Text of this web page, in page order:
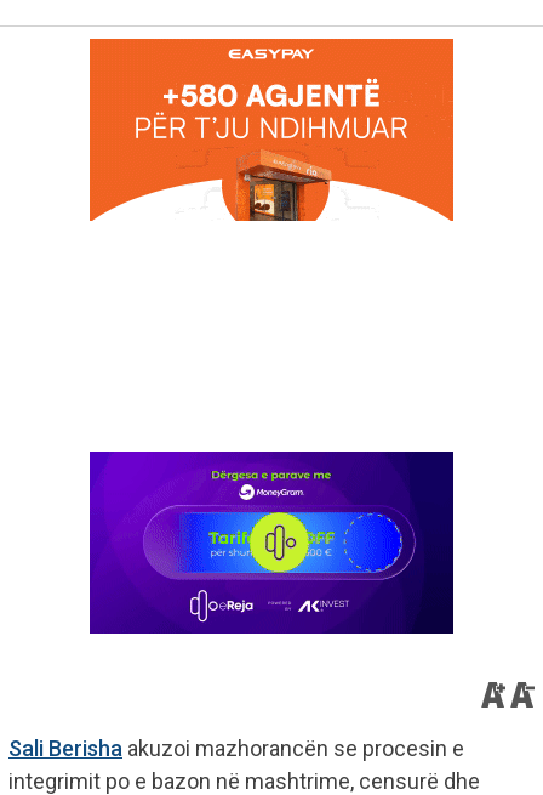
Sali Berisha akuzoi mazhorancën se procesin e
integrimit po e bazon në mashtrime, censurë dhe